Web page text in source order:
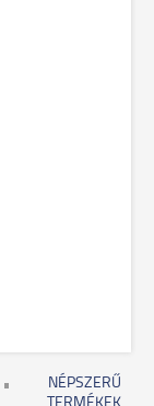
NÉPSZERŰ